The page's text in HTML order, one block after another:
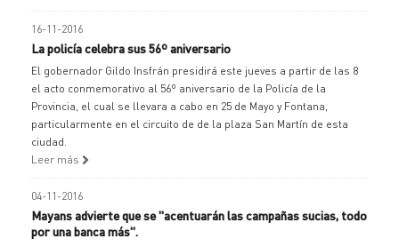
16-11-2016
La policía celebra sus 56º aniversario
El gobernador Gildo Insfrán presidirá este jueves a partir de las 8
el acto conmemorativo al 56º aniversario de la Policía de la
Provincia, el cual se llevara a cabo en 25 de Mayo y Fontana,
particularmente en el circuito de de la plaza San Martín de esta
ciudad.
Leer más
04-11-2016
Mayans advierte que se "acentuarán las campañas sucias, todo
por una banca más".